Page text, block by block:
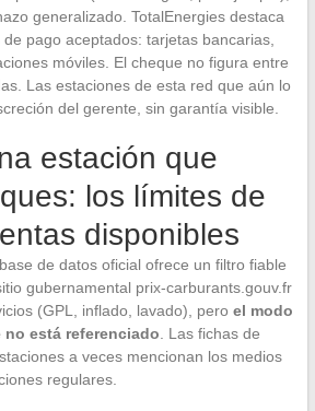
generalizado. TotalEnergies destaca
pago aceptados: tarjetas bancarias,
móviles. El cheque no figura entre
Las estaciones de esta red que aún lo
del gerente, sin garantía visible.
estación que
los límites de
disponibles
de datos oficial ofrece un filtro fiable
gubernamental prix-carburants.gouv.fr
(GPL, inflado, lavado), pero el modo
está referenciado. Las fichas de
a veces mencionan los medios
regulares.